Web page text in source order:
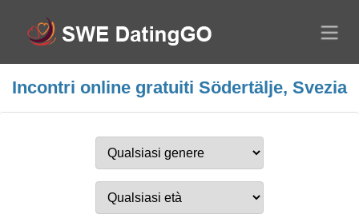
Incontri online gratuiti Södertälje, Svezia